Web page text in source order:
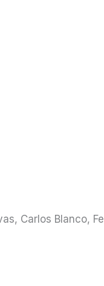
Carlos Blanco,